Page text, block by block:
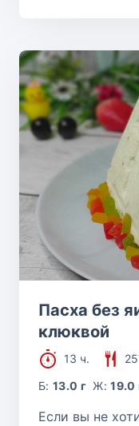
Пасха без
клюквой
13 ч.
Б:13.0 г Ж:19.0
Если вы не